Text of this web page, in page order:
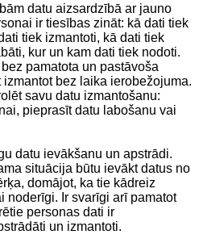
datu aizsardzībā ar jauno
ir tiesības zināt: kā dati tiek
tiek izmantoti, kā dati tiek
kur un kam dati tiek nodoti.
pamatota un pastāvoša
bez laika ierobežojuma.
savu datu izmantošanu:
pieprasīt datu labošanu vai
datu ievākšanu un apstrādi.
situācija būtu ievākt datus no
domājot, ka tie kādreiz
noderīgi. Ir svarīgi arī pamatot
personas dati ir
un izmantoti.